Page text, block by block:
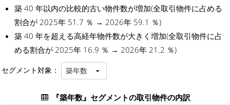
築 40 年以内の比較的古い物件数が増加(全取引物件に占める
割合が 2025年 51.7 ％ → 2026年 59.1 ％)
築 40 年を超える高経年物件数が大きく増加(全取引物件に占
める割合が 2025年 16.9 ％ → 2026年 21.2 ％)
セグメント対象： 築年数
『築年数』セグメントの取引物件の内訳